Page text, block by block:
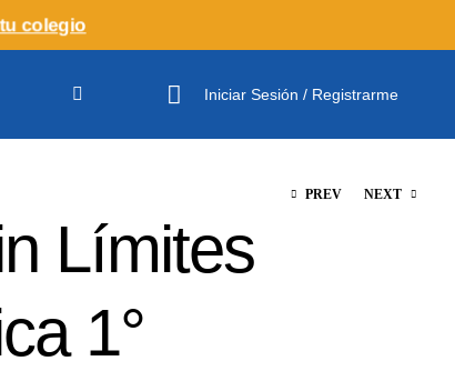
colegio
Iniciar Sesión / Registrarme
PREV NEXT
Límites
1°